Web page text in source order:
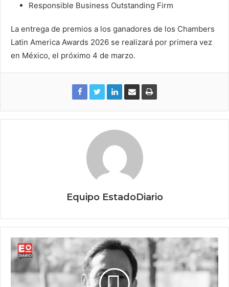
Responsible Business Outstanding Firm
La entrega de premios a los ganadores de los Chambers
Latin America Awards 2026 se realizará por primera vez
en México, el próximo 4 de marzo.
Equipo EstadoDiario